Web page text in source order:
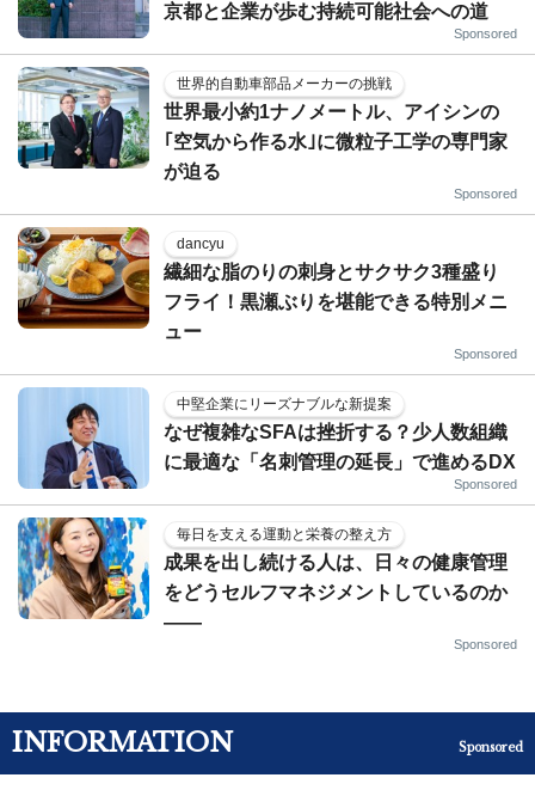
京都と企業が歩む持続可能社会への道
Sponsored
世界的自動車部品メーカーの挑戦
世界最小約1ナノメートル、アイシンの
｢空気から作る水｣に微粒子工学の専門家
が迫る
Sponsored
dancyu
繊細な脂のりの刺身とサクサク3種盛り
フライ！黒瀬ぶりを堪能できる特別メニ
ュー
Sponsored
中堅企業にリーズナブルな新提案
なぜ複雑なSFAは挫折する？少人数組織
に最適な「名刺管理の延長」で進めるDX
Sponsored
毎日を支える運動と栄養の整え方
成果を出し続ける人は、日々の健康管理
をどうセルフマネジメントしているのか
——
Sponsored
INFORMATION Sponsored